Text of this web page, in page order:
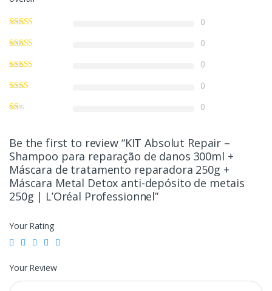
0
0
0
0
0
Be the first to review “KIT Absolut Repair –
Shampoo para reparação de danos 300ml +
Máscara de tratamento reparadora 250g +
Máscara Metal Detox anti-depósito de metais
250g | L’Oréal Professionnel”
Your Rating
Your Review